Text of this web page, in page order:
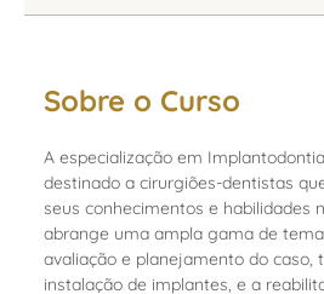
Sobre o Curso
A especialização em
destinado a cirurgiões-dentistas
seus conhecimentos e habilidades
abrange uma ampla gama de
avaliação e planejamento do caso,
instalação de implantes, e a